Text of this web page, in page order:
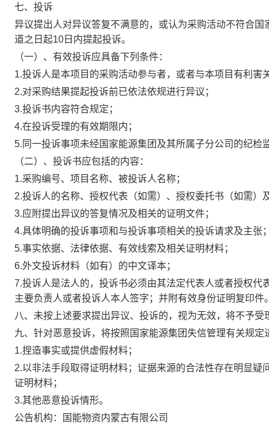
七、投诉
异议提出人对异议答复不满意的，或认为采购活动不符合
道之日起10日内提起投诉。
（一）、有效投诉应具备下列条件：
1.投诉人是本项目的采购活动参与者，或者与本项目有利害
2.对采购结果提起投诉前已依法依规进行异议；
3.投诉书内容符合规定；
4.在投诉受理的有效期限内；
5.同一投诉事项未经国家能源集团及其所属子分公司的纪检
（二）、投诉书应包括的内容：
1.采购编号、项目名称、被投诉人名称；
2.投诉人的名称、授权代表（如需）、授权委托书（如需）
3.应附提出异议的答复情况及相关的证明文件；
4.具体明确的投诉事项和与投诉事项相关的投诉请求及主张
5.事实依据、法律依据、有效线索及相关证明材料；
6.外文投诉材料（如有）的中文译本；
7.投诉人是法人的，投诉书必须由其法定代表人或者授权
主要负责人或者投诉人本人签字；并附有效身份证明复印件
八、未按上述要求提出异议、投诉的，视为无效，将不予受
九、针对恶意投诉，将按照国家能源集团失信管理有关规定
1.捏造事实或提供虚假材料；
2.以非法手段取得证明材料；证据来源的合法性存在明显
证明材料；
3.其他恶意投诉情形。
公告机构：国能物资内蒙古有限公司